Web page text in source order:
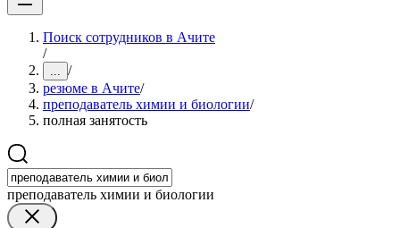
Поиск сотрудников в Ачите
/
... /
резюме в Ачите/
преподаватель химии и биологии/
полная занятость
преподаватель химии и биологии